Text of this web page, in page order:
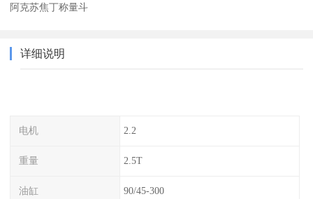
阿克苏焦丁称量斗
详细说明
电机 2.2
重量 2.5T
油缸 90/45-300